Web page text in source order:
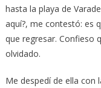
hasta la playa de
aquí?, me contestó: es
que regresar. Confieso
olvidado.
Me despedí de ella con